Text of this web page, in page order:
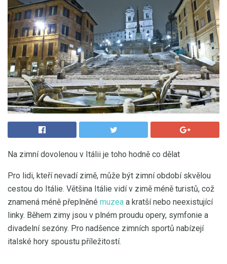
Na zimní dovolenou v Itálii je toho hodně co dělat
Pro lidi, kteří nevadí zimě, může být zimní období skvělou
cestou do Itálie. Většina Itálie vidí v zimě méně turistů, což
znamená méně přeplněné muzea a kratší nebo neexistující
linky. Během zimy jsou v plném proudu opery, symfonie a
divadelní sezóny. Pro nadšence zimních sportů nabízejí
italské hory spoustu příležitostí.